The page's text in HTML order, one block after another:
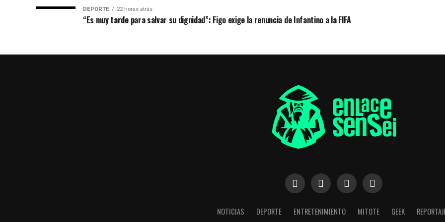
DEPORTE 22 horas atrás
“Es muy tarde para salvar su dignidad”: Figo exige la renuncia de Infantino a la FIFA
NOTICIAS DEPORTE ENTRETENIMIENTO MITOTE GEEK